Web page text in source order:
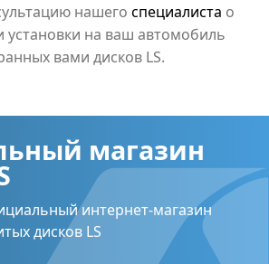
нашего специалиста о
установки на ваш автомобиль
вами дисков LS.
магазин
интернет-магазин
дисков LS